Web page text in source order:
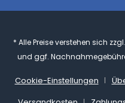
* Alle Preise verstehen sich
und ggf.
Cookie-Einstellungen